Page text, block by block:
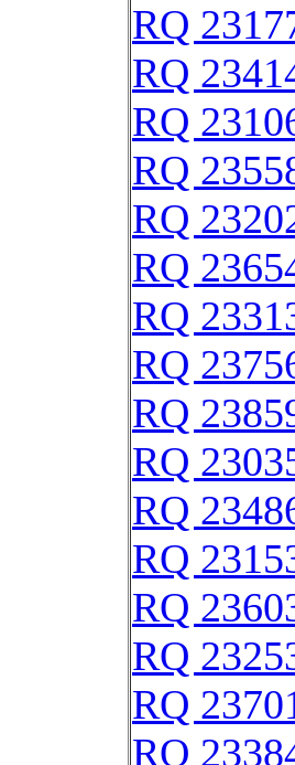
RQ
RQ
RQ
RQ
RQ
RQ
RQ
RQ
RQ
RQ
RQ
RQ
RQ
RQ
RQ
RQ